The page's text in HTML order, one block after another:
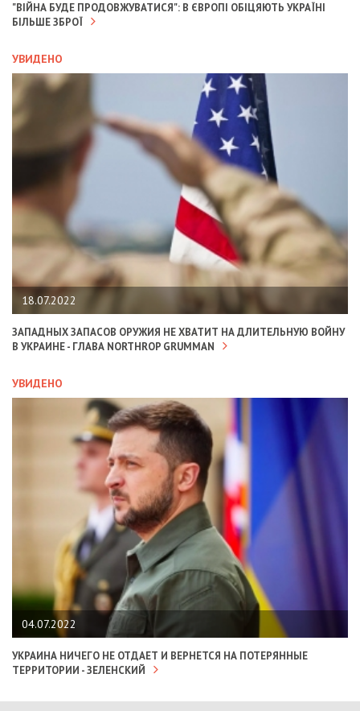
"ВІЙНА БУДЕ ПРОДОВЖУВАТИСЯ": В ЄВРОПІ ОБІЦЯЮТЬ УКРАЇНІ
БІЛЬШЕ ЗБРОЇ
УВИДЕНО
18.07.2022
ЗАПАДНЫХ ЗАПАСОВ ОРУЖИЯ НЕ ХВАТИТ НА ДЛИТЕЛЬНУЮ ВОЙНУ
В УКРАИНЕ - ГЛАВА NORTHROP GRUMMAN
УВИДЕНО
04.07.2022
УКРАИНА НИЧЕГО НЕ ОТДАЕТ И ВЕРНЕТСЯ НА ПОТЕРЯННЫЕ
ТЕРРИТОРИИ - ЗЕЛЕНСКИЙ